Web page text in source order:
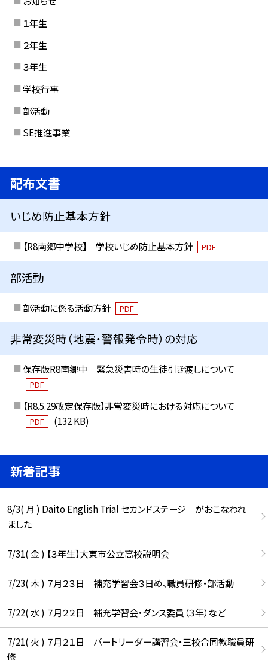
１年生
２年生
３年生
学校行事
部活動
SE推進事業
配布文書
いじめ防止基本方針
【R8南郷中学校】 学校いじめ防止基本方針 PDF
部活動
部活動に係る活動方針 PDF
非常変災時（地震・警報発令時）の対応
保存版R8南郷中 緊急災害時の生徒引き渡しについて
PDF
【R8.5.29改定保存版】非常変災時における対応について
PDF (132 KB)
新着記事
8/3( 月 ) Daito English Trial セカンドステージ がおこなわれ
ました
7/31( 金 ) 【３年生】大東市公立高校説明会
7/23( 木 ) ７月２３日 補充学習会３日め、職員研修・部活動
7/22( 水 ) ７月２２日 補充学習会・ダンス委員（３年）など
7/21( 火 ) ７月２１日 パートリーダー講習会・三校合同教職員研
修